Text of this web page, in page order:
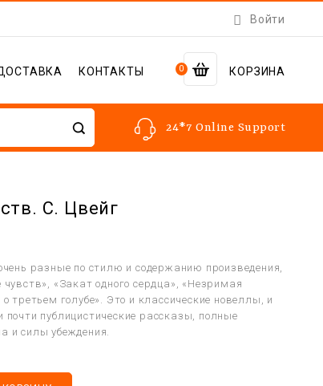
 Войти
0 КОРЗИНА
КОНТАКТЫ
24*7 Online Support
С. Цвейг
разные по стилю и содержанию произведения,
«Закат одного сердца», «Незримая
третьем голубе». Это и классические новеллы, и
публицистические рассказы, полные
и силы убеждения.